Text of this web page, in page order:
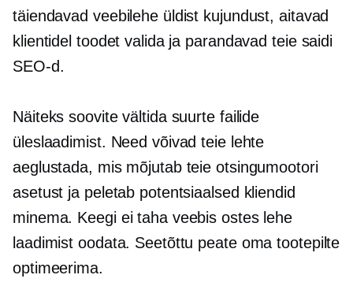
täiendavad veebilehe üldist kujundust, aitavad
klientidel toodet valida ja parandavad teie saidi
SEO-d.
Näiteks soovite vältida suurte failide
üleslaadimist. Need võivad teie lehte
aeglustada, mis mõjutab teie otsingumootori
asetust ja peletab potentsiaalsed kliendid
minema. Keegi ei taha veebis ostes lehe
laadimist oodata. Seetõttu peate oma tootepilte
optimeerima.